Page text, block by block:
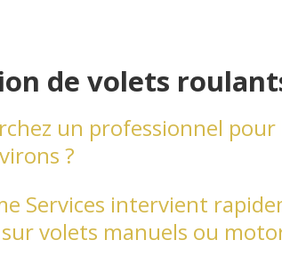
de volets
un professionnel
?
Services intervient
volets manuels ou